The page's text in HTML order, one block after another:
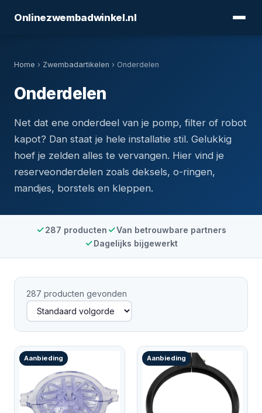
Onlinezwembadwinkel.nl
Home › Zwembadartikelen › Onderdelen
Onderdelen
Net dat ene onderdeel van je pomp, filter of robot
kapot? Dan staat je hele installatie stil. Gelukkig
hoef je zelden alles te vervangen. Hier vind je
reserveonderdelen zoals deksels, o-ringen,
mandjes, borstels en kleppen.
287 producten
Van betrouwbare partners
Dagelijks bijgewerkt
287 producten gevonden
Aanbieding Aanbieding